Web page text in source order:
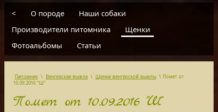
< О породе
Наши собаки
Производители питомника
Щенки
Фотоальбомы
Статьи
Питомник \ Венгерская выжла \ Щенки венгерской выжлы \ Помет от
10.09.2016 "Ш"
Помет от 10.09.2016 "Ш"